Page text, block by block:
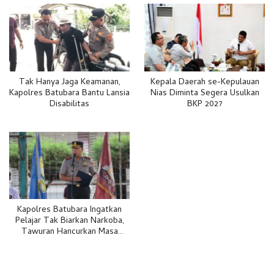
Tak Hanya Jaga Keamanan,
Kapolres Batubara Bantu Lansia
Disabilitas
Kepala Daerah se-Kepulauan
Nias Diminta Segera Usulkan
BKP 2027
Kapolres Batubara Ingatkan
Pelajar Tak Biarkan Narkoba,
Tawuran Hancurkan Masa